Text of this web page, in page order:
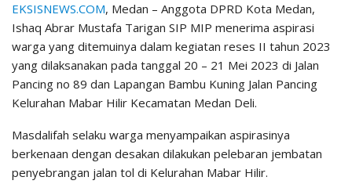
EKSISNEWS.COM, Medan – Anggota DPRD Kota Medan,
Ishaq Abrar Mustafa Tarigan SIP MIP menerima aspirasi
warga yang ditemuinya dalam kegiatan reses II tahun 2023
yang dilaksanakan pada tanggal 20 – 21 Mei 2023 di Jalan
Pancing no 89 dan Lapangan Bambu Kuning Jalan Pancing
Kelurahan Mabar Hilir Kecamatan Medan Deli.
Masdalifah selaku warga menyampaikan aspirasinya
berkenaan dengan desakan dilakukan pelebaran jembatan
penyebrangan jalan tol di Kelurahan Mabar Hilir.